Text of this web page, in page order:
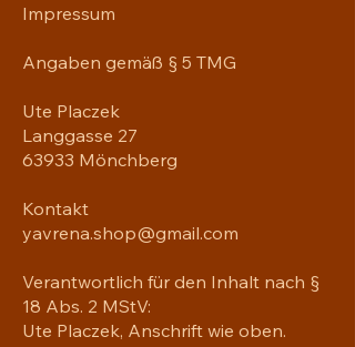
Impressum
Angaben gemäß § 5 TMG
Ute Placzek
Langgasse 27
63933 Mönchberg
Kontakt
yavrena.shop@gmail.com
Verantwortlich für den Inhalt nach §
18 Abs. 2 MStV:
Ute Placzek, Anschrift wie oben.